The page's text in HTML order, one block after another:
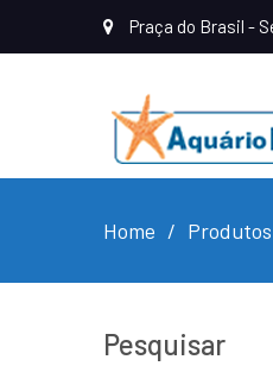
Praça do Brasil -
Home Produtos
Pesquisar